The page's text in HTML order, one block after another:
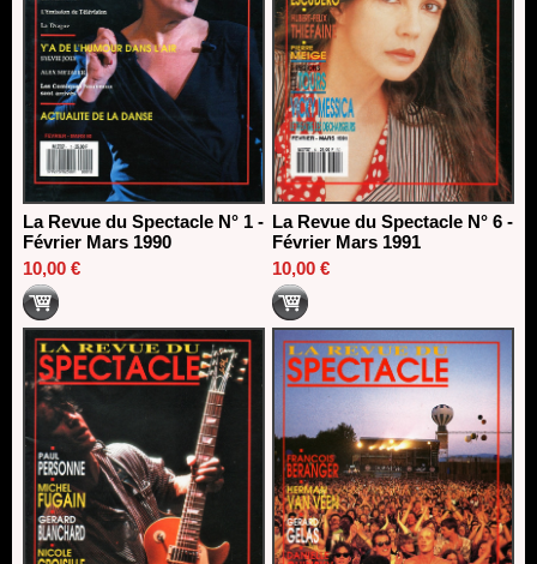
La Revue du Spectacle N° 1 -
Février Mars 1990
10,00 €
La Revue du Spectacle N° 6 -
Février Mars 1991
10,00 €